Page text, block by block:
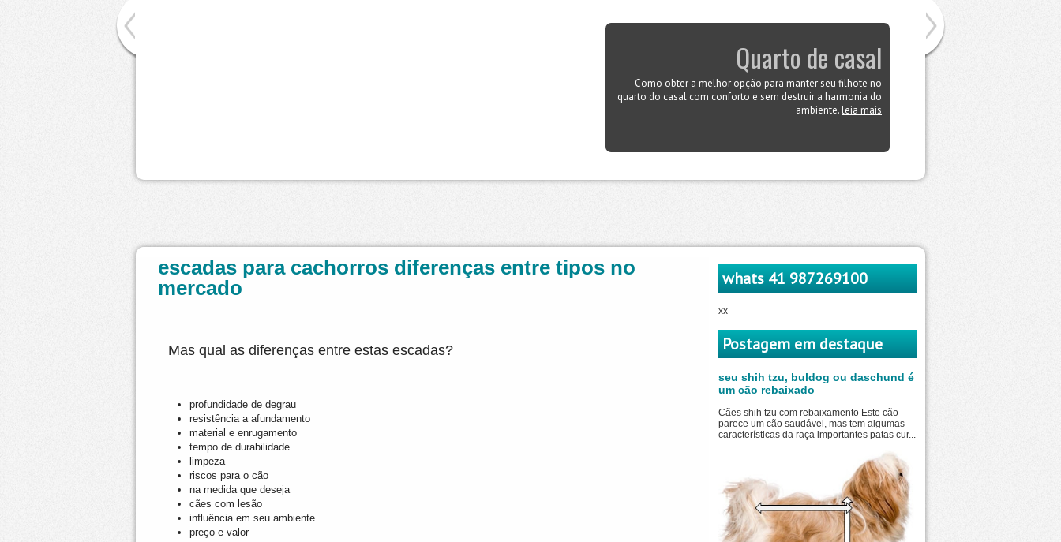
Quarto de casal
Como obter a melhor opção para manter seu filhote no
quarto do casal com conforto e sem destruir a harmonia do
ambiente.leia mais
escadas para cachorros diferenças entre tipos no
mercado
Mas qual as diferenças entre estas escadas?
profundidade de degrau
resistência a afundamento
material e enrugamento
tempo de durabilidade
limpeza
riscos para o cão
na medida que deseja
cães com lesão
influência em seu ambiente
preço e valor
whats 41 987269100
xx
Postagem em destaque
seu shih tzu, buldog ou daschund é
um cão rebaixado
Cães shih tzu com rebaixamento Este cão
parece um cão saudável, mas tem algumas
características da raça importantes patas cur...